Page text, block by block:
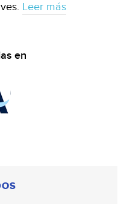
Leer más
en